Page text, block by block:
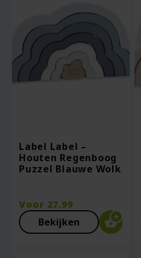
Label Label –
Houten Regenboog
Puzzel Blauwe Wolk
Voor 27.99
Bekijken